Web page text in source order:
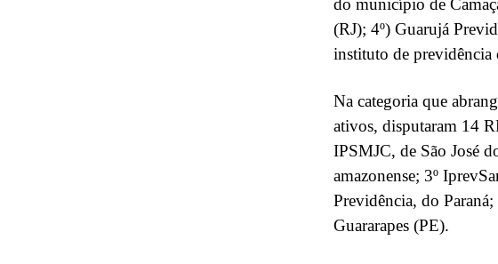
(RJ); 4º) Guarujá
instituto de previdência
Na categoria que
ativos, disputaram 14
IPSMJC, de São José
amazonense; 3º
Previdência, do
Guararapes (PE).